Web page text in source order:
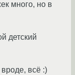
много, но в
детский
всё :)